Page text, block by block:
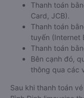
Thanh toán
Card, JCB).
Thanh toán
tuyến (Internet
Thanh toán
Bên cạnh đó,
thông qua các
Sau khi thanh toán